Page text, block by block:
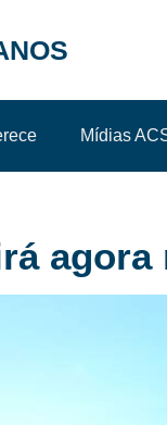
Mídias